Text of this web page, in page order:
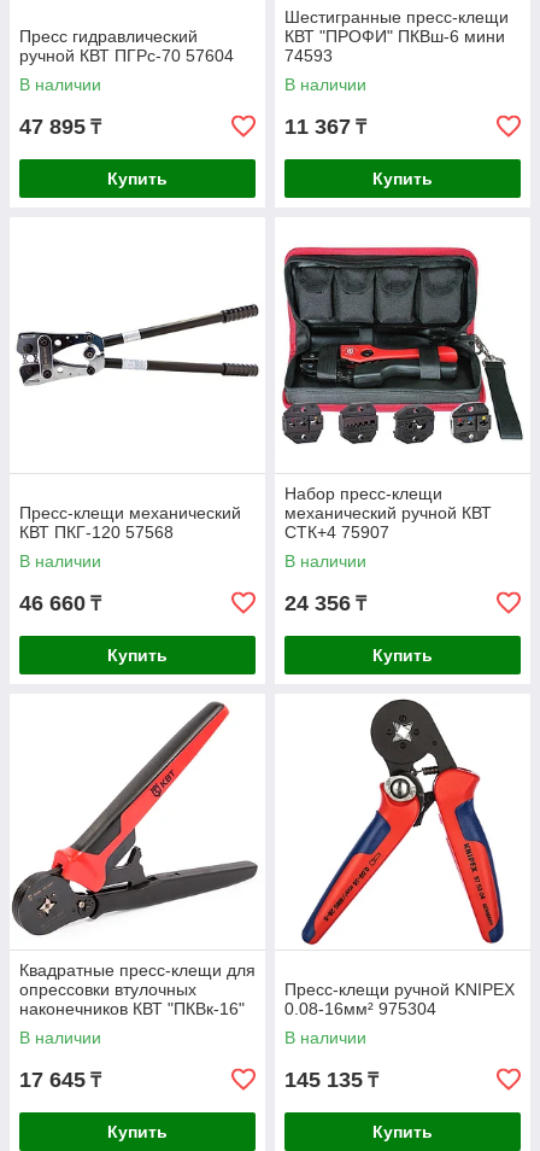
Пресс гидравлический
ручной КВТ ПГРc-70 57604
В наличии
47 895 ₸
Купить
Шестигранные пресс-клещи
КВТ "ПРОФИ" ПКВш-6 мини
74593
В наличии
11 367 ₸
Купить
Пресс-клещи механический
КВТ ПКГ-120 57568
В наличии
46 660 ₸
Купить
Набор пресс-клещи
механический ручной КВТ
CTК+4 75907
В наличии
24 356 ₸
Купить
Квадратные пресс-клещи для
опрессовки втулочных
наконечников КВТ "ПКВк-16"
54549
В наличии
17 645 ₸
Купить
Пресс-клещи ручной KNIPEX
0.08-16мм² 975304
В наличии
145 135 ₸
Купить